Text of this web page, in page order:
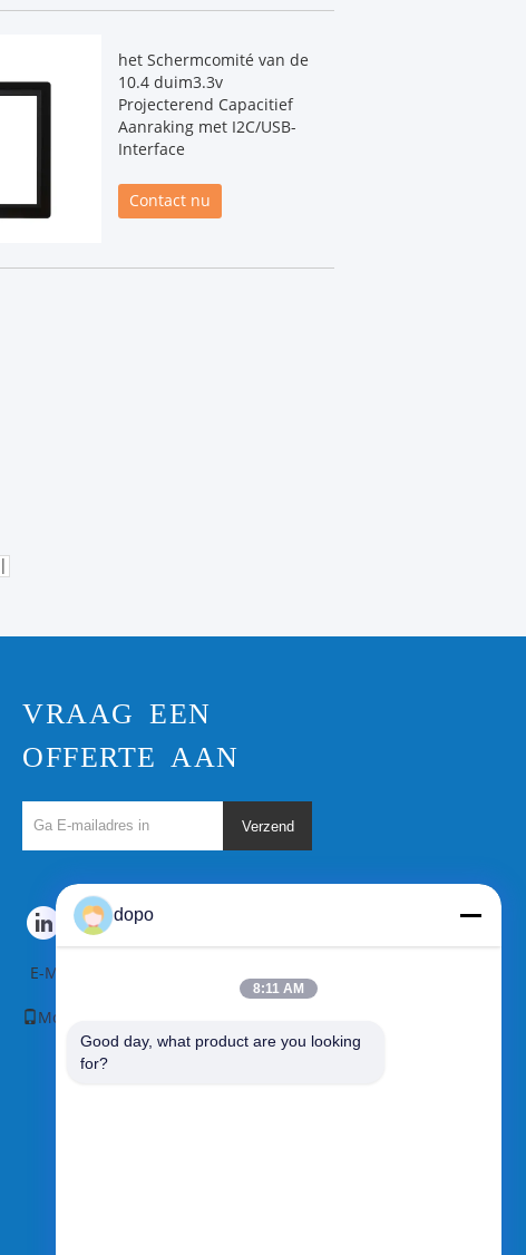
het Schermcomité van de
10.4 duim3.3v
Projecterend Capacitief
Aanraking met I2C/USB-
Interface
Contact nu
VRAAG EEN
OFFERTE AAN
Verzend
E-Mail
Mobiele site
dopo
8:11 AM
Good day, what product are you looking
for?